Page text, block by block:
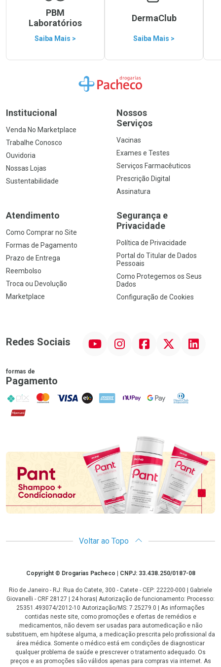
PBM
Laboratórios
Saiba Mais >
DermaClub
Saiba Mais >
Ir para a Home
Institucional
Venda No Marketplace
Trabalhe Conosco
Ouvidoria
Nossas Lojas
Sustentabilidade
Nossos
Serviços
Vacinas
Exames e Testes
Serviços Farmacêuticos
Prescrição Digital
Assinatura
Atendimento
Como Comprar no Site
Formas de Pagamento
Prazo de Entrega
Reembolso
Troca ou Devolução
Marketplace
Segurança e
Privacidade
Política de Privacidade
Portal do Titular de Dados
Pessoais
Como Protegemos os Seus
Dados
Configuração de Cookies
Redes Sociais InstagramFacebook Linkedin
formas de
Pagamento
PIX MasterCard
VISA ELO AMEX NuPay Google PayDiners Club
Hipercard
Promoção em Destaque
Voltar ao Topo
CopyrightCopyright © Drogarias Pacheco | CNPJ: 33.438.250/0187-08
Rio de Janeiro - RJ: Rua do Catete, 300 - Catete - CEP: 22220-000 | Gabriele
Giovanelli - CRF 28127 | 24 horas| Autorização de funcionamento: Processo:
25351.493074/2012-10 Autorização/MS: 7.25279.0 | As informações
contidas neste site, como promoções e ofertas de remédios e
medicamentos, não devem ser usadas para automedicação e não
substituem, em hipótese alguma, a medicação prescrita pelo profissional da
área médica. Somente o médico está em condições de diagnosticar
qualquer problema de saúde e prescrever o tratamento adequado. Os
preços e as promoções são válidos apenas para compras via internet. As